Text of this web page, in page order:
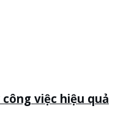
việc hiệu quả